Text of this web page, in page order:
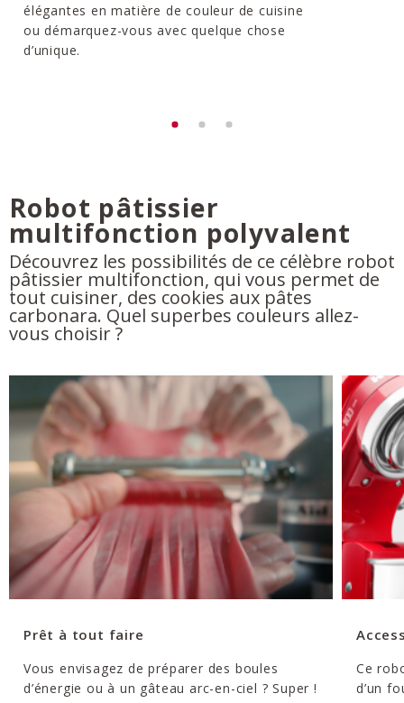
élégantes en matière de couleur de cuisine
ou démarquez-vous avec quelque chose
d’unique.
Robot pâtissier
multifonction polyvalent
Découvrez les possibilités de ce célèbre robot
pâtissier multifonction, qui vous permet de
tout cuisiner, des cookies aux pâtes
carbonara. Quel superbes couleurs allez-
vous choisir ?
Prêt à tout faire
Vous envisagez de préparer des boules
d’énergie ou à un gâteau arc-en-ciel ? Super !
Ce
d’un